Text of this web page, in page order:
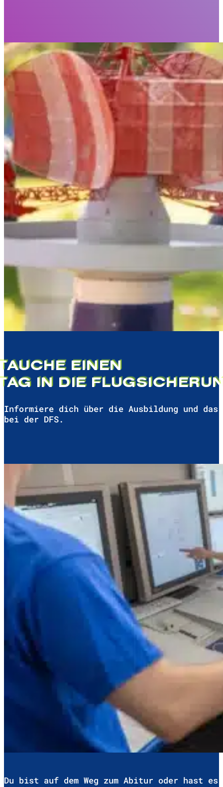
EINEN
IN DIE
Informiere dich über die Ausbildung und das
bei der DFS.
Du bist auf dem Weg zum Abitur oder hast